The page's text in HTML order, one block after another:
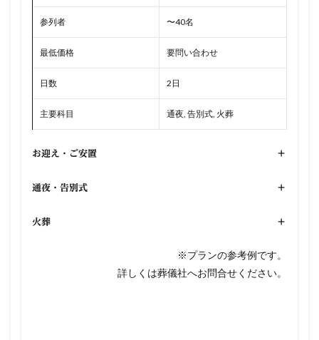
参列者 〜40名
最低価格 要問い合わせ
日数 2日
主要科目 通夜, 告別式, 火葬
お迎え・ご安置 +
通夜・告別式 +
火葬 +
※プランの参考例です。
詳しくは葬儀社へお問合せください。